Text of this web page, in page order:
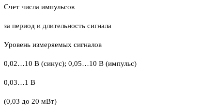
Счет числа импульсов
за период и длительность сигнала
Уровень измеряемых сигналов
0,02…10 В (синус); 0,05…10 В (импульс)
0,03…1 В
(0,03 до 20 мВт)